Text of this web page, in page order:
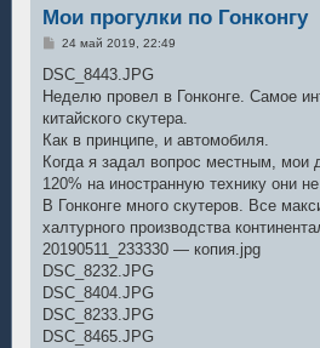
Мои прогулки по Гонконгу
С
о
щ
е
и
е
24 май 2019, 22:49
DSC_8443.JPG
Неделю провел в Гонконге. Самое
китайского скутера.
Как в принципе, и автомобиля.
Когда я задал вопрос местным, мои
120% на иностранную технику они
В Гонконге много скутеров. Все
халтурного производства
20190511_233330 — копия.jpg
DSC_8232.JPG
DSC_8404.JPG
DSC_8233.JPG
DSC_8465.JPG